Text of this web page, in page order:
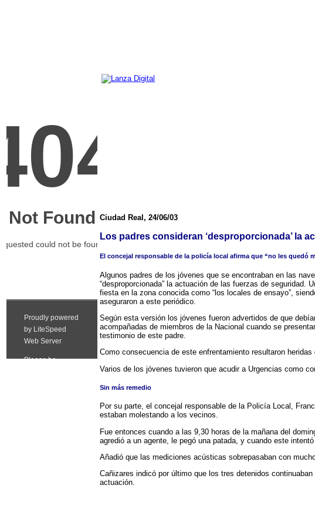
Ciudad Real, 24/06/03
Los padres consideran ‘desproporcionada’ la
El concejal responsable de la policía local afirma que “no les quedó
Algunos padres de los jóvenes que se encontraban en las
“desproporcionada” la actuación de las fuerzas de seguridad.
fiesta en la zona conocida como “los locales de ensayo”,
aseguraron a este periódico.
Según esta versión los jóvenes fueron advertidos de que
acompañadas de miembros de la Nacional cuando se
testimonio de este padre.
Como consecuencia de este enfrentamiento resultaron
Varios de los jóvenes tuvieron que acudir a Urgencias como
Sin más remedio
Por su parte, el concejal responsable de la Policía Local,
estaban molestando a los vecinos.
Fue entonces cuando a las 9,30 horas de la mañana del
agredió a un agente, le pegó una patada, y cuando este
Añadió que las mediciones acústicas sobrepasaban con
Cañizares indicó por último que los tres detenidos
actuación.